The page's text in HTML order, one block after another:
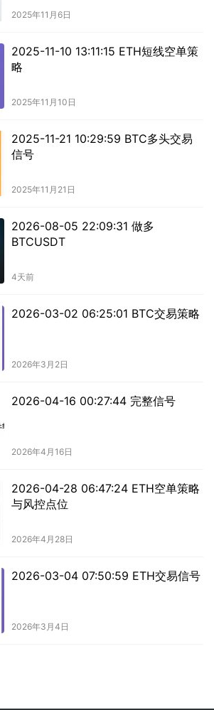
2025年11月6日
2025-11-10 13:11:15 ETH短线空单策
略
2025年11月10日
2025-11-21 10:29:59 BTC多头交易
信号
2025年11月21日
2026-08-05 22:09:31 做多
BTCUSDT
4天前
2026-03-02 06:25:01 BTC交易策略
2026年3月2日
2026-04-16 00:27:44 完整信号
2026年4月16日
2026-04-28 06:47:24 ETH空单策略
与风控点位
2026年4月28日
2026-03-04 07:50:59 ETH交易信号
2026年3月4日